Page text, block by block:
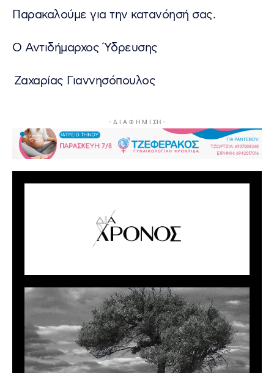
Παρακαλούμε για την κατανόησή σας.
Ο Αντιδήμαρχος Ύδρευσης
Ζαχαρίας Γιαννησόπουλος
- Δ Ι Α Φ Η Μ Ι ΣΗ -